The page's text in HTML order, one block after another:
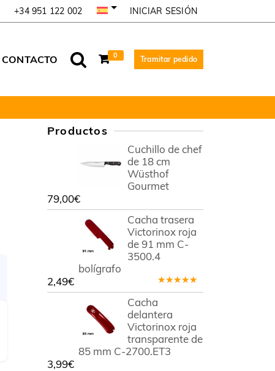
+34 951 122 002 INICIAR SESIÓN
CONTACTO 0 Tramitar pedido
Productos
Cuchillo de chef
de 18 cm
Wüsthof
Gourmet
79,00€
Cacha trasera
Victorinox roja
de 91 mm C-
3500.4
bolígrafo
Valorado
2,49€
Cacha
delantera
Victorinox roja
transparente de
85 mm C-2700.ET3
3,99€